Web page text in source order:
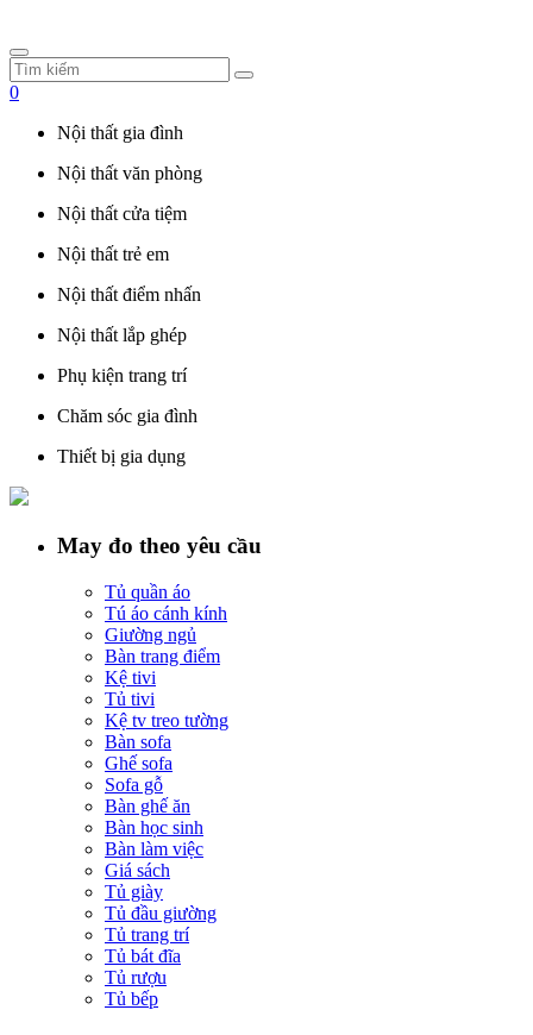
0
Nội thất gia đình
Nội thất văn phòng
Nội thất cửa tiệm
Nội thất trẻ em
Nội thất điểm nhấn
Nội thất lắp ghép
Phụ kiện trang trí
Chăm sóc gia đình
Thiết bị gia dụng
May đo theo yêu cầu
Tủ quần áo
Tú áo cánh kính
Giường ngủ
Bàn trang điểm
Kệ tivi
Tủ tivi
Kệ tv treo tường
Bàn sofa
Ghế sofa
Sofa gỗ
Bàn ghế ăn
Bàn học sinh
Bàn làm việc
Giá sách
Tủ giày
Tủ đầu giường
Tủ trang trí
Tủ bát đĩa
Tủ rượu
Tủ bếp